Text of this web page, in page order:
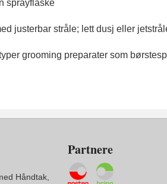
sprayflaske
justerbar stråle; lett dusj eller
grooming preparater som
Håndtak,
Partnere